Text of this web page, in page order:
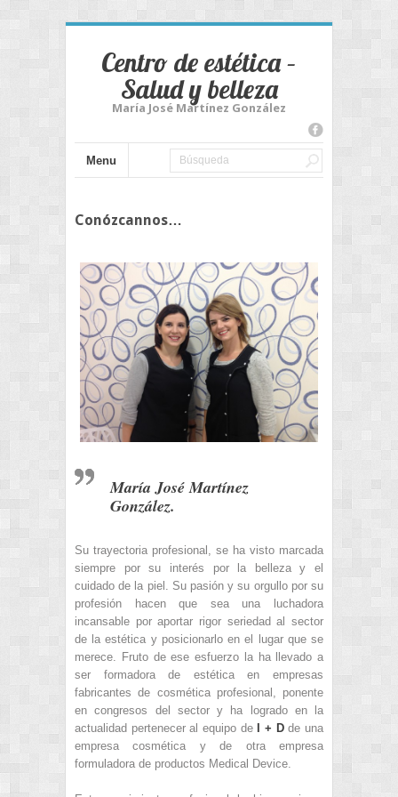
Centro de estética –
Salud y belleza
María José Martínez González
Menu
Conózcannos…
María José Martínez
González.
Su trayectoria profesional, se ha visto marcada
siempre por su interés por la belleza y el
cuidado de la piel. Su pasión y su orgullo por su
profesión hacen que sea una luchadora
incansable por aportar rigor seriedad al sector
de la estética y posicionarlo en el lugar que se
merece. Fruto de ese esfuerzo la ha llevado a
ser formadora de estética en empresas
fabricantes de cosmética profesional, ponente
en congresos del sector y ha logrado en la
actualidad pertenecer al equipo deI + Dde una
empresa cosmética y de otra empresa
formuladora de productos Medical Device.